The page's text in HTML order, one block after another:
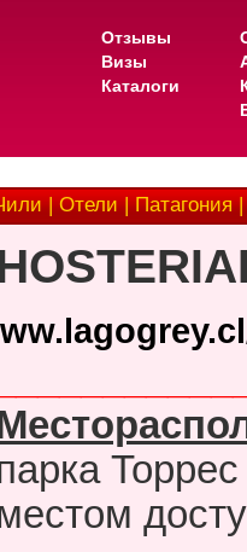
Отзывы
Визы
Каталоги
| Отели | Патагония